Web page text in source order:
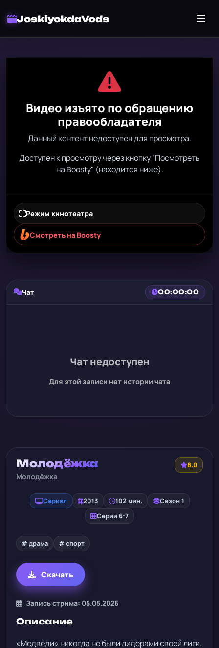
JoskiyokdaVods
Видео изъято по обращению
правообладателя
Данный контент недоступен для просмотра.
Доступен к просмотру через кнопку "Посмотреть
на Boosty" (находится ниже).
Режим кинотеатра
Смотреть на Boosty
Чат 00:00:00
Чат недоступен
Для этой записи нет истории чата
Молодёжка
Молодёжка
8.0
Сериал 2013 102 мин.
Сезон 1
Серии 6-7
# драма # спорт
Скачать
Запись стрима: 05.05.2026
Описание
«Медведи» никогда не были лидерами своей лиги.